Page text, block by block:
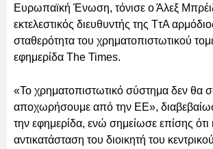
Ευρωπαϊκή Ένωση, τόνισε ο Άλεξ
εκτελεστικός διευθυντής της ΤτΑ
σταθερότητα του χρηματοπιστωτικού
εφημερίδα The Times.
«Το χρηματοπιστωτικό σύστημα δεν θα
αποχωρήσουμε από την ΕΕ»,
την εφημερίδα, ενώ σημείωσε επίσης ότι
αντικατάσταση του διοικητή του